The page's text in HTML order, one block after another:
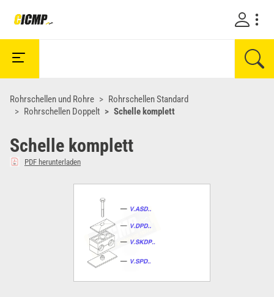
Rohrschellen und Rohre
Rohrschellen Standard
Rohrschellen Doppelt
Schelle komplett
Schelle komplett
PDF herunterladen